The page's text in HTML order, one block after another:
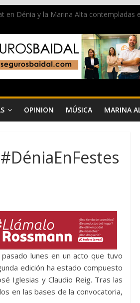
en Dénia y la Marina Alta
nacionales e internacionales en los
y dan inicio a las fiestas en Dénia
sin alcohol
OPINION MÚSICA MARINA
lunes en un acto que tuvo
edición ha estado compuesto
Iglesias y Claudio Reig. Tras las
en las bases de la convocatoria,